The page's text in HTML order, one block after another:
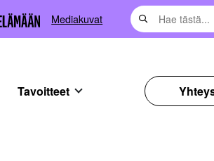
Mediakuvat
Tavoitteet